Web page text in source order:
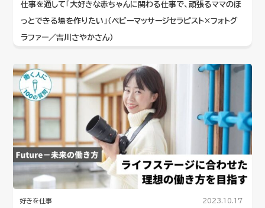
仕事を通して「大好きな赤ちゃんに関わる仕事で、頑張るママのほ
っとできる場を作りたい」（ベビーマッサージセラピスト×フォトグ
ラファー／吉川さやかさん）
好きを仕事 2023.10.17